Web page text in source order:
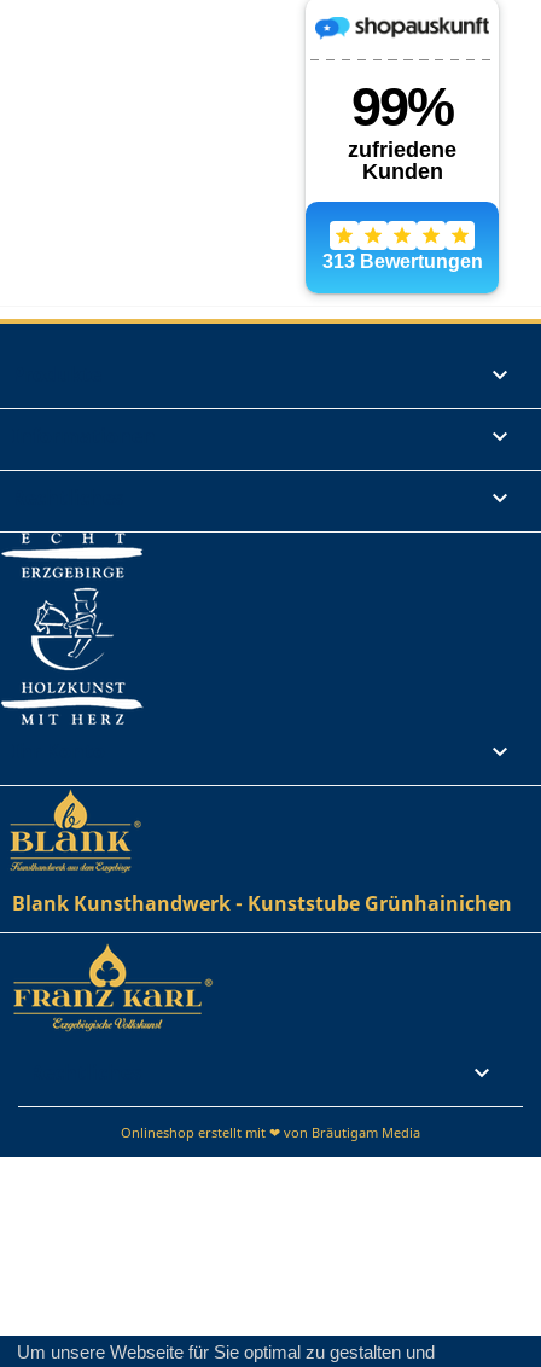
Um unsere Webseite für Sie optimal zu gestalten und




Blank Kunsthandwerk - Kunststube Grünhainichen

Onlineshop erstellt mit ❤ von Bräutigam Media